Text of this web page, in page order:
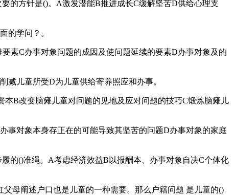
方针是()。A激发潜能B推进成长C缓解坚苦D供给心理支
的学问？。
C办事对象问题的成因及使问题延续的要素D办事对象及的
儿童所受D为儿童供给寄养照应和办事。
B改变脑瘫儿童对问题的见地及应对问题的技巧C锻炼脑瘫儿
对象本身存正在的可能导致其坚苦的问题D办事对象的家庭
()准绳。A考虑经济效益B以报酬本、办事对象自决C个体化
母阐述户口也是儿童的一种需要。那么户籍问题 是儿童的()